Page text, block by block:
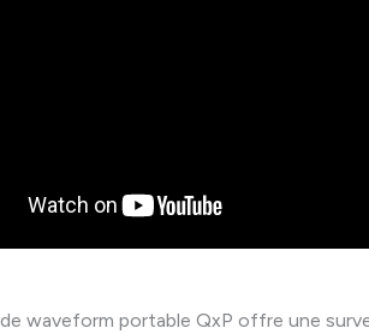
waveform portable QxP offre une